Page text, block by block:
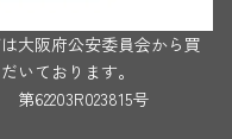
大阪府公安委員会から買
いております。
62203R023815号